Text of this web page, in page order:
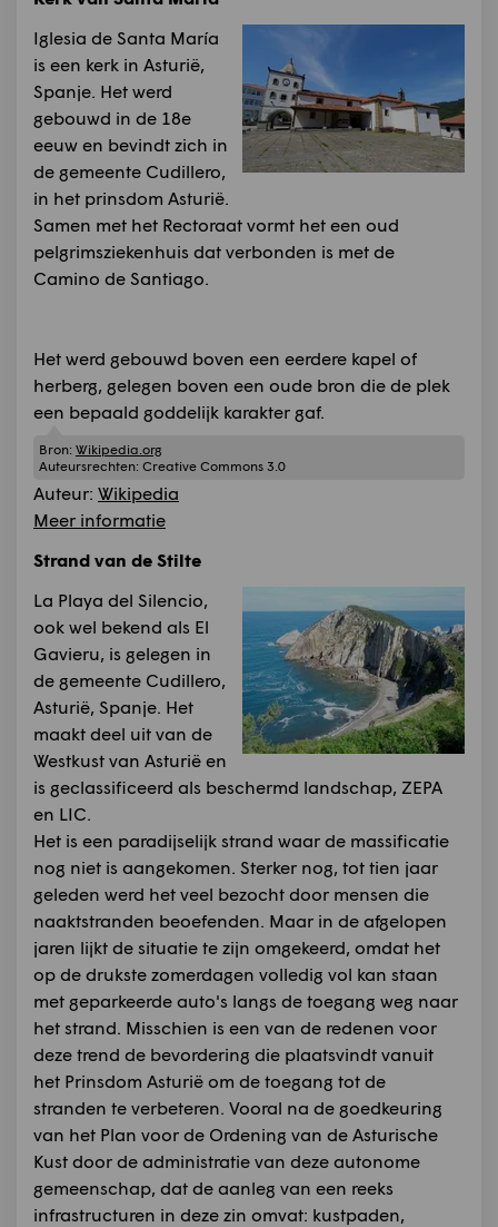
Iglesia de Santa María
is een kerk in Asturië,
Spanje. Het werd
gebouwd in de 18e
eeuw en bevindt zich in
de gemeente Cudillero,
in het prinsdom Asturië.
Samen met het Rectoraat vormt het een oud
pelgrimsziekenhuis dat verbonden is met de
Camino de Santiago.
Het werd gebouwd boven een eerdere kapel of
herberg, gelegen boven een oude bron die de plek
een bepaald goddelijk karakter gaf.
Bron: Wikipedia.org
Auteursrechten: Creative Commons 3.0
Auteur: Wikipedia
Meer informatie
Strand van de Stilte
La Playa del Silencio,
ook wel bekend als El
Gavieru, is gelegen in
de gemeente Cudillero,
Asturië, Spanje. Het
maakt deel uit van de
Westkust van Asturië en
is geclassificeerd als beschermd landschap, ZEPA
en LIC.
Het is een paradijselijk strand waar de massificatie
nog niet is aangekomen. Sterker nog, tot tien jaar
geleden werd het veel bezocht door mensen die
naaktstranden beoefenden. Maar in de afgelopen
jaren lijkt de situatie te zijn omgekeerd, omdat het
op de drukste zomerdagen volledig vol kan staan
met geparkeerde auto's langs de toegang weg naar
het strand. Misschien is een van de redenen voor
deze trend de bevordering die plaatsvindt vanuit
het Prinsdom Asturië om de toegang tot de
stranden te verbeteren. Vooral na de goedkeuring
van het Plan voor de Ordening van de Asturische
Kust door de administratie van deze autonome
gemeenschap, dat de aanleg van een reeks
infrastructuren in deze zin omvat: kustpaden,